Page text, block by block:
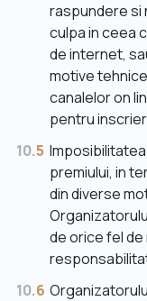
raspundere si
culpa in ceea
de internet,
motive
canalelor on
pentru
10.5
premiului, in
din diverse
de orice fel
10.6